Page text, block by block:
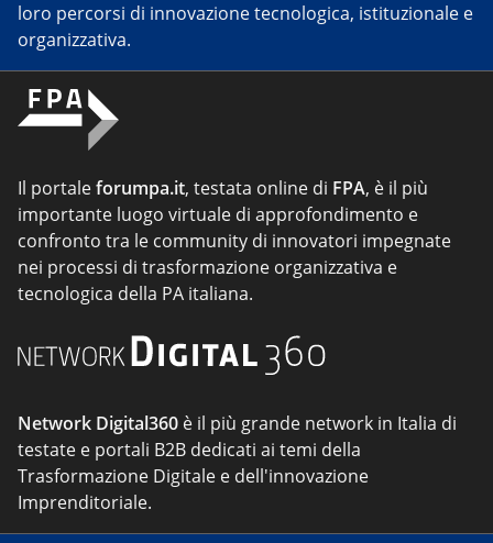
loro percorsi di innovazione tecnologica, istituzionale e
organizzativa.
Il portaleforumpa.it, testata online di FPA, è il più
importante luogo virtuale di approfondimento e
confronto tra le community di innovatori impegnate
nei processi di trasformazione organizzativa e
tecnologica della PA italiana.
Network Digital360 è il più grande network in Italia di
testate e portali B2B dedicati ai temi della
Trasformazione Digitale e dell'innovazione
Imprenditoriale.